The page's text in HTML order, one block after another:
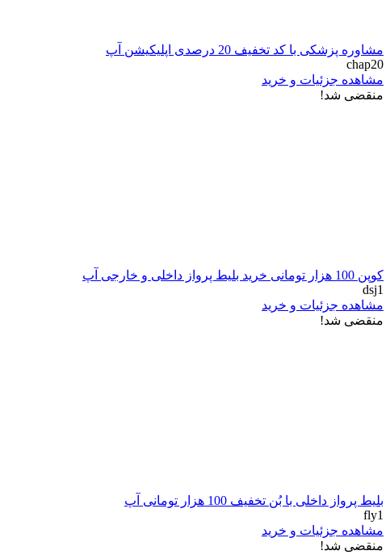
مشاوره پزشکی با کد تخفیف 20 درصدی اپلیکیشن آپ
chap20
مشاهده جزئیات و خرید
منقضی شد!
کوپن 100 هزار تومانی خرید بلیط پرواز داخلی و خارجی آپ
dsj1
مشاهده جزئیات و خرید
منقضی شد!
بلیط پرواز داخلی با بُن تخفیف 100 هزار تومانی آپ
fly1
مشاهده جزئیات و خرید
منقضی شد!